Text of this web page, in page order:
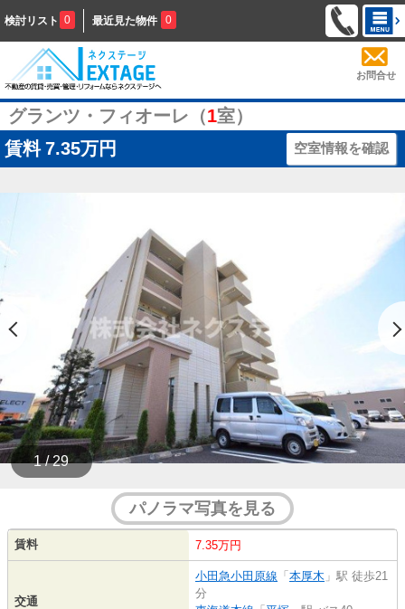
検討リスト 0 最近見た物件 0
お問合せ
グランツ・フィオーレ（1室）
賃料 7.35万円 空室情報を確認
1 / 29
パノラマ写真を見る
賃料 7.35万円
交通
小田急小田原線 「 本厚木 」駅 徒歩21
分